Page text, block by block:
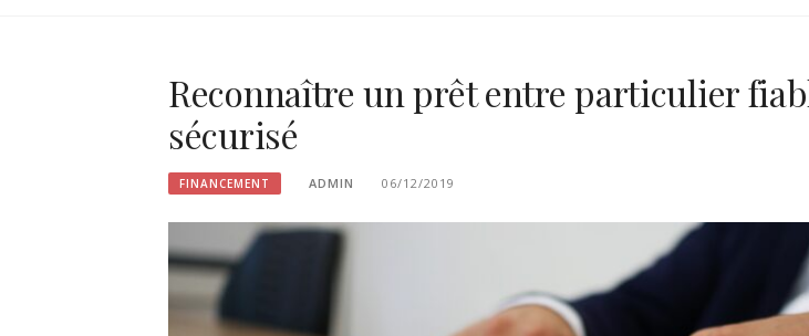
Reconnaître un prêt entre particulier
sécurisé
FINANCEMENT ADMIN 06/12/2019